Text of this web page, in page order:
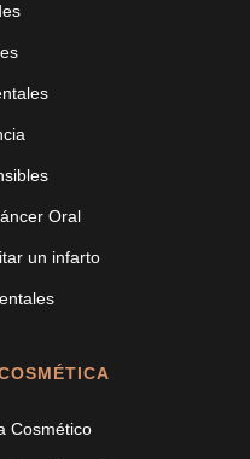
Oral
un infarto
Cosmético